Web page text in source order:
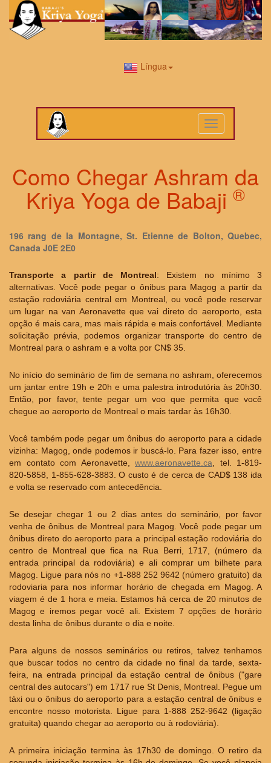
Língua
Toggle
navigation
Como Chegar Ashram da
Kriya Yoga de Babaji ®
196 rang de la Montagne, St. Etienne de Bolton, Quebec,
Canada J0E 2E0
Transporte a partir de Montreal: Existem no mínimo 3
alternativas. Você pode pegar o ônibus para Magog a partir da
estação rodoviária central em Montreal, ou você pode reservar
um lugar na van Aeronavette que vai direto do aeroporto, esta
opção é mais cara, mas mais rápida e mais confortável. Mediante
solicitação prévia, podemos organizar transporte do centro de
Montreal para o ashram e a volta por CN$ 35.
No início do seminário de fim de semana no ashram, oferecemos
um jantar entre 19h e 20h e uma palestra introdutória às 20h30.
Então, por favor, tente pegar um voo que permita que você
chegue ao aeroporto de Montreal o mais tardar às 16h30.
Você também pode pegar um ônibus do aeroporto para a cidade
vizinha: Magog, onde podemos ir buscá-lo. Para fazer isso, entre
em contato com Aeronavette, www.aeronavette.ca, tel. 1-819-
820-5858, 1-855-628-3883. O custo é de cerca de CAD$ 138 ida
e volta se reservado com antecedência.
Se desejar chegar 1 ou 2 dias antes do seminário, por favor
venha de ônibus de Montreal para Magog. Você pode pegar um
ônibus direto do aeroporto para a principal estação rodoviária do
centro de Montreal que fica na Rua Berri, 1717, (número da
entrada principal da rodoviária) e ali comprar um bilhete para
Magog. Ligue para nós no +1-888 252 9642 (número gratuito) da
rodoviaria para nos informar horário de chegada em Magog. A
viagem é de 1 hora e meia. Estamos há cerca de 20 minutos de
Magog e iremos pegar você ali. Existem 7 opções de horário
desta linha de ônibus durante o dia e noite.
Para alguns de nossos seminários ou retiros, talvez tenhamos
que buscar todos no centro da cidade no final da tarde, sexta-
feira, na entrada principal da estação central de ônibus ("gare
central des autocars") em 1717 rue St Denis, Montreal. Pegue um
táxi ou o ônibus do aeroporto para a estação central de ônibus e
encontre nosso motorista. Ligue para 1-888 252-9642 (ligação
gratuita) quando chegar ao aeroporto ou à rodoviária).
A primeira iniciação termina às 17h30 de domingo. O retiro da